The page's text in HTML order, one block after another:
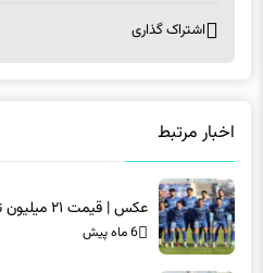
اشتراک گذاری
اخبار مرتبط
عکس | قیمت ۲۱ میلیون تومانی برای بلیت بازی استقلال!
6 ماه پیش